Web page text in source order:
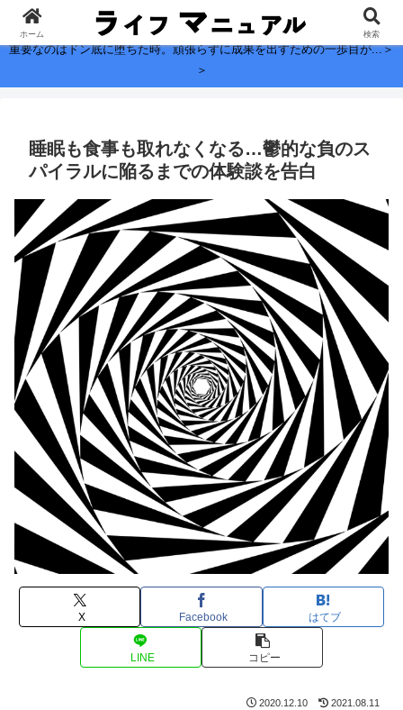
子どもに残したい、お金よりも大切なこと。
重要なのはドン底に堕ちた時。頑張らずに成果を出すための一歩目が...＞
＞
睡眠も食事も取れなくなる…鬱的な負のス
パイラルに陥るまでの体験談を告白
X Facebook はてブ
LINE コピー
2020.12.10 2021.08.11
ホーム 検索